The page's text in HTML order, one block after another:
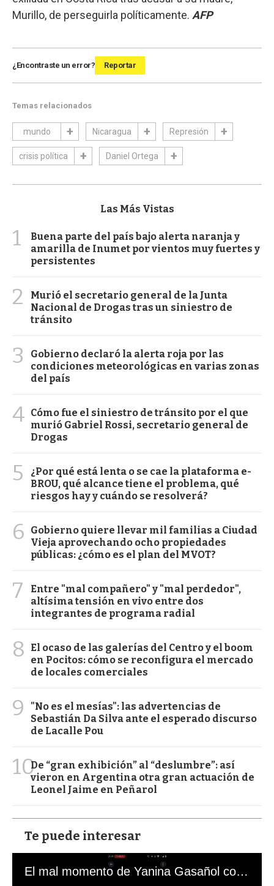
Murillo, de perseguirla políticamente. AFP
¿Encontraste un error? Reportar
Temas relacionados
mundo Nicaragua Represión
crisis política Daniel Ortega
Las Más Vistas
1
Buena parte del país bajo alerta naranja y
amarilla de Inumet por vientos muy fuertes y
persistentes
2
Murió el secretario general de la Junta
Nacional de Drogas tras un siniestro de
tránsito
3
Gobierno declaró la alerta roja por las
condiciones meteorológicas en varias zonas
del país
4 Cómo fue el siniestro de tránsito por el que
murió Gabriel Rossi, secretario general de
Drogas
5
¿Por qué está lenta o se cae la plataforma e-
BROU, qué alcance tiene el problema, qué
riesgos hay y cuándo se resolverá?
6
Gobierno quiere llevar mil familias a Ciudad
Vieja aprovechando ocho propiedades
públicas: ¿cómo es el plan del MVOT?
7
Entre "mal compañero" y "mal perdedor",
altísima tensión en vivo entre dos
integrantes de programa radial
8
El ocaso de las galerías del Centro y el boom
en Pocitos: cómo se reconfigura el mercado
de locales comerciales
9
"No es el mesías": las advertencias de
Sebastián Da Silva ante el esperado discurso
de Lacalle Pou
10De “gran exhibición” al “deslumbre”: así
vieron en Argentina otra gran actuación de
Leonel Jaime en Peñarol
Te puede interesar
El mal momento de Yanina Gasañol con un hincha argentino en "Subrayado"